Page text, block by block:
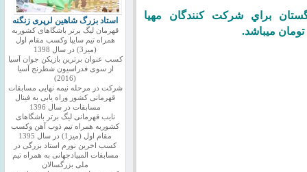
براي شركت كنندگان مهيا استاد بزرگ شاهین لرپری زنگنه
قهرمان لیگ برتر باشگاهای کشوربه
همراه تیم سایپا وکسب مقام اول
(میز3) در سال 1398
کسب عنوان برترین بازیکن جوان آسیا
از سوی فدراسیون شطرنج آسیا
(2016)
شرکت در مرحله نیمه نهایی مسابقات
قهرمانی کشور وراه یابی به فینال
مسابقات در سال 1396
نایب قهرمانی لیگ برتر باشگاهای
کشوربه همراه تیم ذوب آهن وکسب
مقام اول (میز1) در سال 1395
کسب اخرین نورم استاد بزرگی در
مسابقات المپیادجهانی به همراه تیم
ملی بزرگسالان